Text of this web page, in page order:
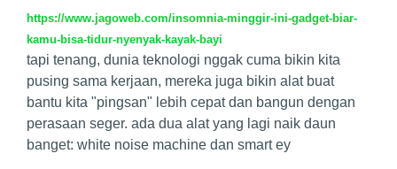
https://www.jagoweb.com/insomnia-minggir-ini-gadget-biar-
kamu-bisa-tidur-nyenyak-kayak-bayi
tapi tenang, dunia teknologi nggak cuma bikin kita
pusing sama kerjaan, mereka juga bikin alat buat
bantu kita "pingsan" lebih cepat dan bangun dengan
perasaan seger. ada dua alat yang lagi naik daun
banget: white noise machine dan smart ey